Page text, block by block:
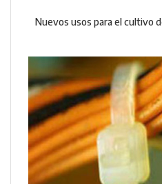
Nuevos usos para el cultivo